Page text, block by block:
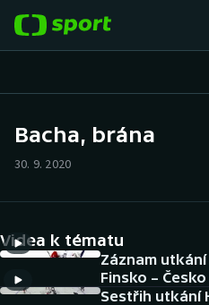
Hokej
Tenis
Atletika
Cyklistika
Bacha, brána
30. 9. 2020
Videa k tématu
Záznam
Finsko – Česko
Sestřih utkání